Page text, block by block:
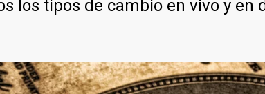
los tipos de cambio en vivo y en